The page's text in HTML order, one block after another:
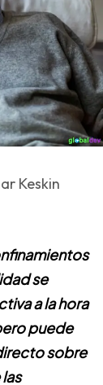
Keskin
se
a la hora
puede
sobre